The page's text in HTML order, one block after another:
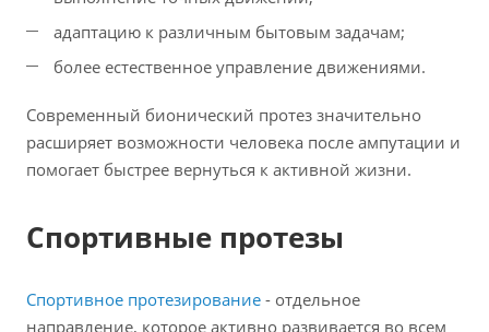
адаптацию к различным бытовым задачам;
более естественное управление движениями.
Современный бионический протез значительно
расширяет возможности человека после ампутации и
помогает быстрее вернуться к активной жизни.
Спортивные протезы
Спортивное протезирование - отдельное
направление, которое активно развивается во всем